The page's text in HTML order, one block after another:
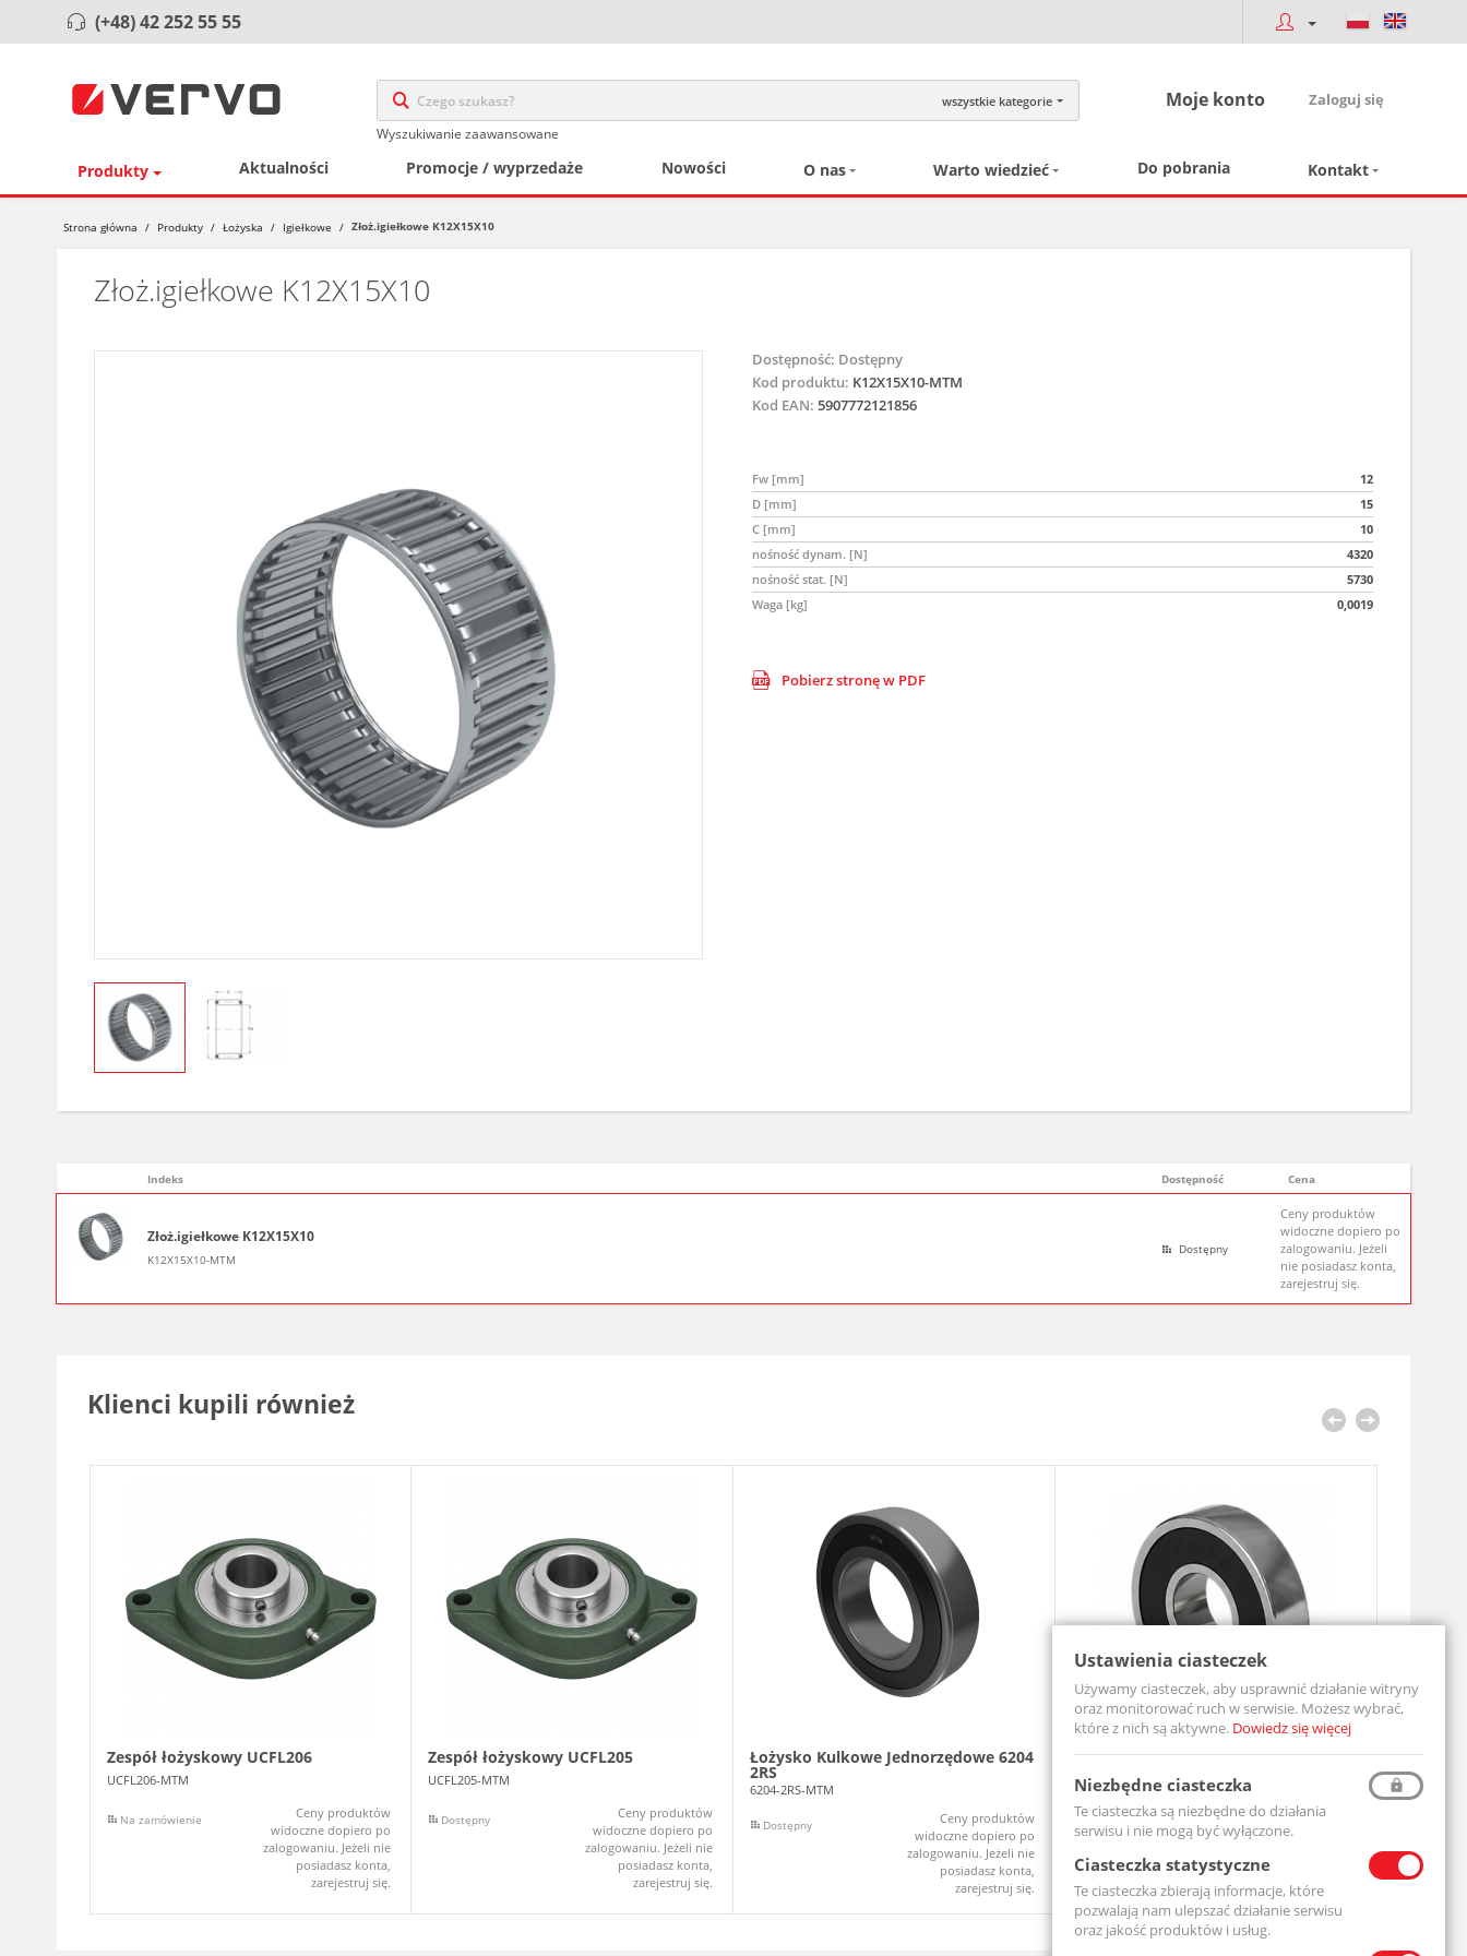
(+48) 42 252 55 55
wszystkie kategorie
Wyszukiwanie zaawansowane
Moje konto Zaloguj się
Produkty Aktualności Promocje / wyprzedaże Nowości O nas Warto wiedzieć Do pobrania Kontakt
Strona główna / Produkty / Łożyska / Igiełkowe / Złoż.igiełkowe K12X15X10
Złoż.igiełkowe K12X15X10
Dostępność: Dostępny
Kod produktu: K12X15X10-MTM
Kod EAN: 5907772121856
Fw [mm]
12
D [mm]
15
C [mm]
10
nośność dynam. [N]
4320
nośność stat. [N]
5730
Waga [kg]
0,0019
Pobierz stronę w PDF
Indeks Dostępność Cena
Złoż.igiełkowe K12X15X10
K12X15X10-MTM
Dostępny
Ceny produktów
widoczne dopiero po
zalogowaniu. Jeżeli
nie posiadasz konta,
zarejestruj się.
Klienci kupili również
Zespół łożyskowy UCFL206
UCFL206-MTM
Na zamówienie
Ceny produktów
widoczne dopiero po
zalogowaniu. Jeżeli nie
posiadasz konta,
zarejestruj się.
Zespół łożyskowy UCFL205
UCFL205-MTM
Dostępny
Ceny produktów
widoczne dopiero po
zalogowaniu. Jeżeli nie
posiadasz konta,
zarejestruj się.
Łożysko Kulkowe Jednorzędowe 6204
2RS
6204-2RS-MTM
Dostępny
Ceny produktów
widoczne dopiero po
zalogowaniu. Jeżeli nie
posiadasz konta,
zarejestruj się.
Łożysko Kulkowe Jednorzędowe
608-2RS-MTM
Dostępny
Ceny produktów
widoczne dopiero po
posiadasz konta,
zarejestruj się.
Zespół
UCF206-
Ustawienia ciasteczek
Używamy ciasteczek, aby usprawnić działanie witryny
oraz monitorować ruch w serwisie. Możesz wybrać,
które z nich są aktywne. Dowiedz się więcej
Niezbędne ciasteczka
Te ciasteczka są niezbędne do działania
serwisu i nie mogą być wyłączone.
Ciasteczka statystyczne
Te ciasteczka zbierają informacje, które
pozwalają nam ulepszać działanie serwisu
oraz jakość produktów i usług.